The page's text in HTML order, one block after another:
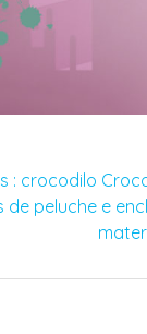
crocodilo
peluche e